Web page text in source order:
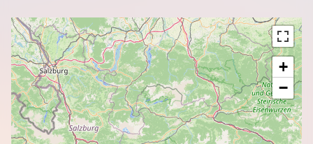
+
−